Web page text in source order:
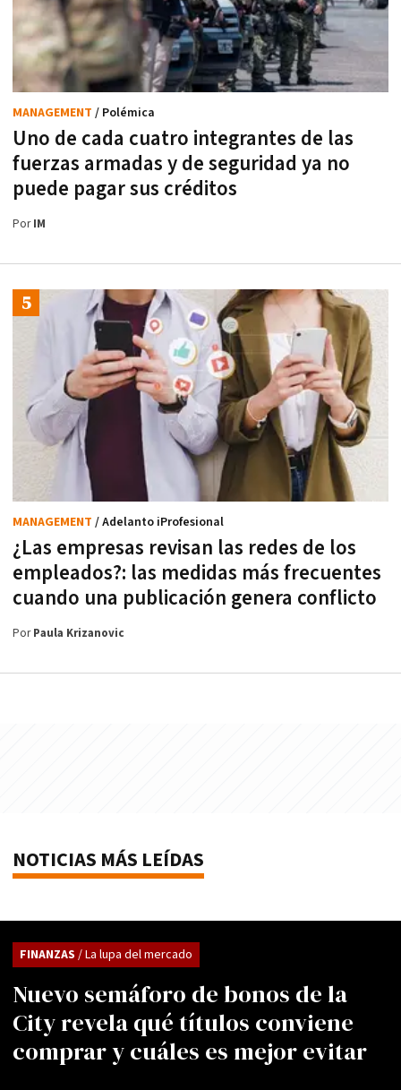
Uno de cada cuatro integrantes de las
fuerzas armadas y de seguridad ya no
puede pagar sus créditos
MANAGEMENT / Polémica
PorIM
¿Las empresas revisan las redes de los
empleados?: las medidas más frecuentes
cuando una publicación genera conflicto
MANAGEMENT / Adelanto iProfesional
PorPaula Krizanovic
NOTICIAS MÁS LEÍDAS
Nuevo semáforo de bonos de la
City revela qué títulos conviene
comprar y cuáles es mejor evitar
FINANZAS / La lupa del mercado